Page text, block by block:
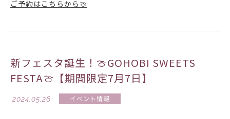
ご予約はこちらから🍈
新フェスタ誕生！🍈GOHOBI SWEETS
FESTA🍈【期間限定7月7日】
2024.05.26 イベント情報